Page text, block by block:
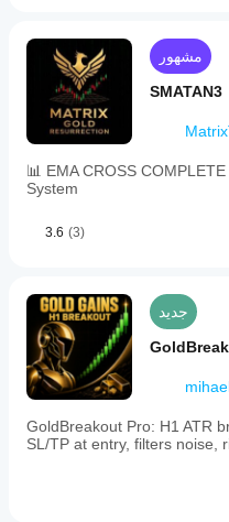
وMac.
cBot
بمعلماته
الافتراضية
استخدام
ملف
المقدم.
cBot
نفس
الأداء
على
كل
حساب؟
قد يختلف
اعتمادًا
والفروقات
وجودة
التنفيذ.
يساعدك
اختبار
بيئتك
الخاصة
مشهور
SMATAN3
📊 EMA CROSS
System
3.6 (3)
جديد
GoldBreakout Pro: H1 ATR
SL/TP at entry, filters noise,